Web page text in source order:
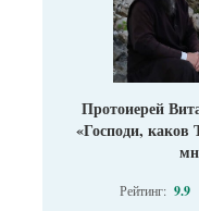
Протоиерей
«Господи,
Рейтинг: 9.9